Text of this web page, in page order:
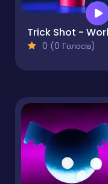
0 (0 Голосів)